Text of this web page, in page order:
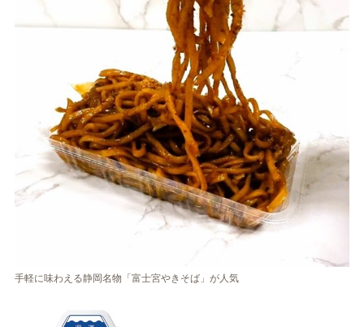
手軽に味わえる静岡名物「富士宮やきそば」が人気